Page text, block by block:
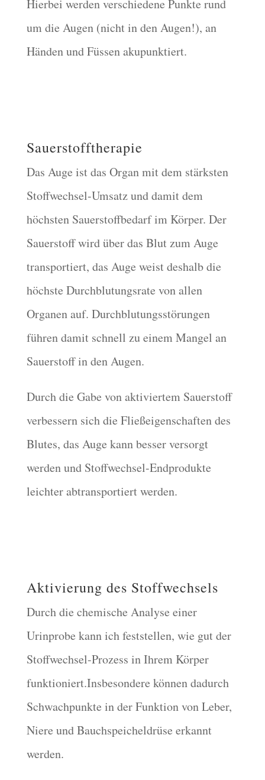
Hierbei werden verschiedene Punkte rund
um die Augen (nicht in den Augen!), an
Händen und Füssen akupunktiert.
Sauerstofftherapie
Das Auge ist das Organ mit dem stärksten
Stoffwechsel-Umsatz und damit dem
höchsten Sauerstoffbedarf im Körper. Der
Sauerstoff wird über das Blut zum Auge
transportiert, das Auge weist deshalb die
höchste Durchblutungsrate von allen
Organen auf. Durchblutungsstörungen
führen damit schnell zu einem Mangel an
Sauerstoff in den Augen.
Durch die Gabe von aktiviertem Sauerstoff
verbessern sich die Fließeigenschaften des
Blutes, das Auge kann besser versorgt
werden und Stoffwechsel-Endprodukte
leichter abtransportiert werden.
Aktivierung des Stoffwechsels
Durch die chemische Analyse einer
Urinprobe kann ich feststellen, wie gut der
Stoffwechsel-Prozess in Ihrem Körper
funktioniert.Insbesondere können dadurch
Schwachpunkte in der Funktion von Leber,
Niere und Bauchspeicheldrüse erkannt
werden.